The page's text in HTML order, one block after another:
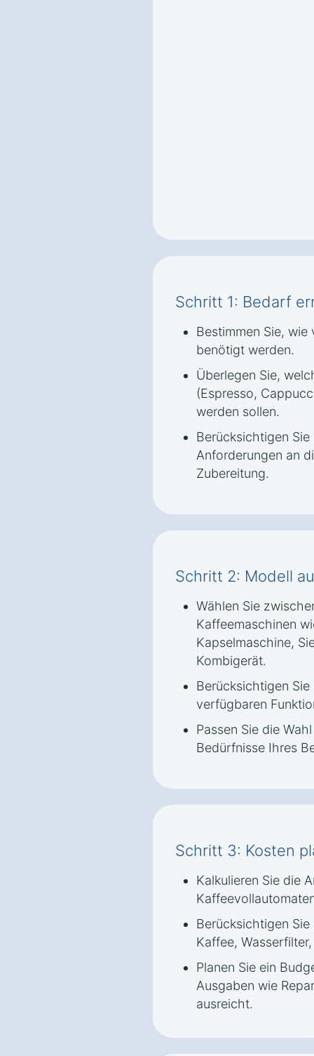
Schritt 1: Bedarf
Bestimmen Sie,
benötigt werden.
Überlegen Sie,
(Espresso,
werden sollen.
Berücksichtigen
Anforderungen an
Zubereitung.
Schritt 2: Modell
Wählen Sie
Kaffeemaschinen
Kapselmaschine,
Kombigerät.
Berücksichtigen
verfügbaren
Passen Sie die
Bedürfnisse Ihres
Schritt 3: Kosten
Kalkulieren Sie die
Berücksichtigen
Kaffee,
Planen Sie ein
Ausgaben wie
ausreicht.